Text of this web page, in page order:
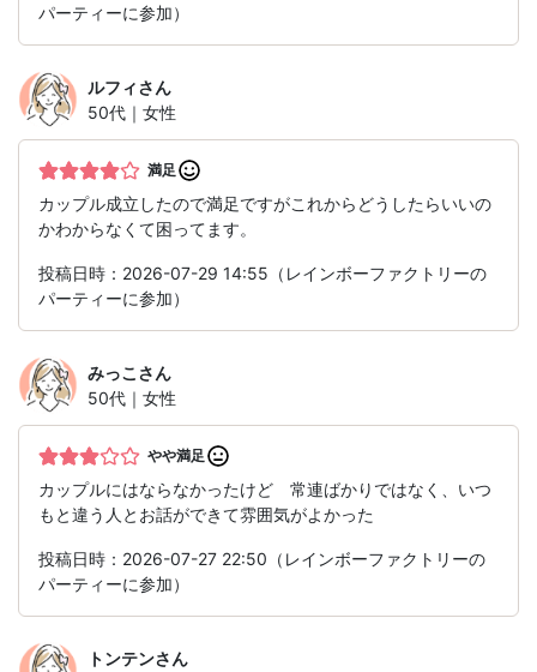
パーティーに参加）
ルフィさん
50代｜女性
満足
カップル成立したので満足ですがこれからどうしたらいいの
かわからなくて困ってます。
投稿日時：2026-07-29 14:55（レインボーファクトリーの
パーティーに参加）
みっこ さん
50代｜女性
やや満足
カップルにはならなかったけど 常連ばかりではなく、いつ
もと違う人とお話ができて雰囲気がよかった
投稿日時：2026-07-27 22:50（レインボーファクトリーの
パーティーに参加）
トンテンさん